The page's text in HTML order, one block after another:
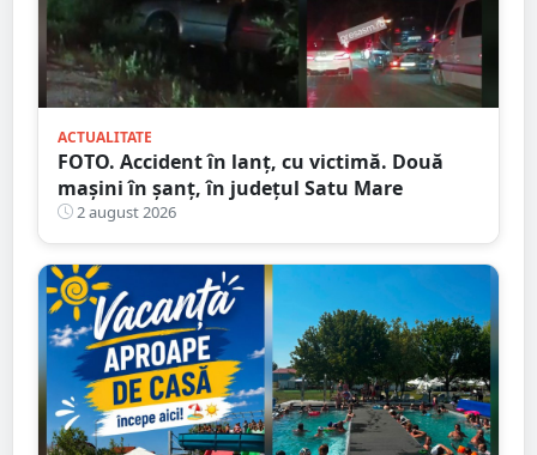
ACTUALITATE
FOTO. Accident în lanț, cu victimă. Două
mașini în șanț, în județul Satu Mare
2 august 2026